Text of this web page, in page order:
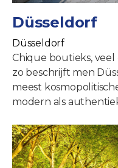
Düsseldorf
Düsseldorf
Chique boutieks,
zo beschrijft men
meest
modern als